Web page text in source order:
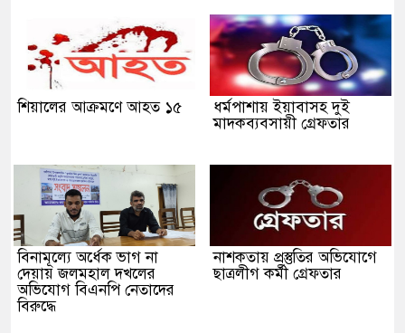
শিয়ালের আক্রমণে আহত ১৫
ধর্মপাশায় ইয়াবাসহ দুই
মাদকব্যবসায়ী গ্রেফতার
বিনামূল্যে অর্ধেক ভাগ না
দেয়ায় জলমহাল দখলের
অভিযোগ বিএনপি নেতাদের
বিরুদ্ধে
নাশকতায় প্রস্তুতির অভিযোগে
ছাত্রলীগ কর্মী গ্রেফতার